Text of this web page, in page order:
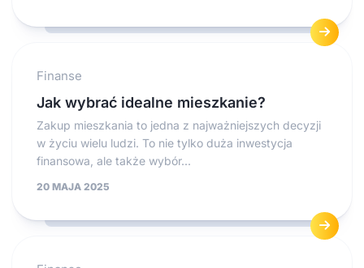
Finanse
Jak wybrać idealne mieszkanie?
Zakup mieszkania to jedna z najważniejszych decyzji
w życiu wielu ludzi. To nie tylko duża inwestycja
finansowa, ale także wybór...
20 MAJA 2025